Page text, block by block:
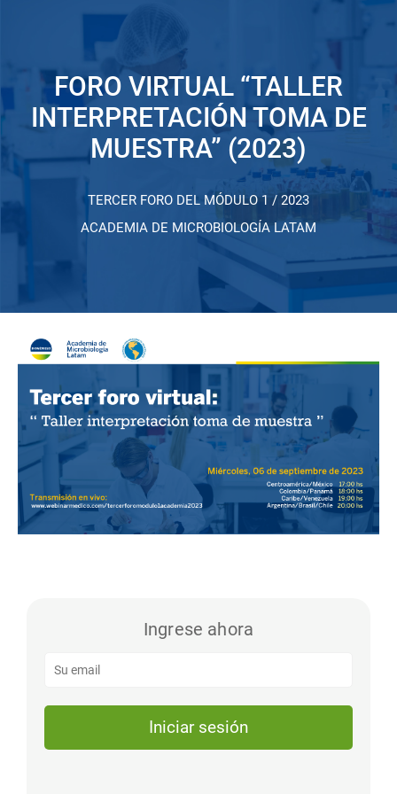
FORO VIRTUAL “TALLER
INTERPRETACIÓN TOMA DE
MUESTRA” (2023)
TERCER FORO DEL MÓDULO 1 / 2023
ACADEMIA DE MICROBIOLOGÍA LATAM
Ingrese ahora
Iniciar sesión